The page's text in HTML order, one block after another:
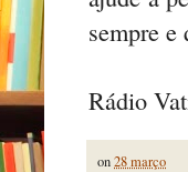
sempre e
Rádio
on28 março